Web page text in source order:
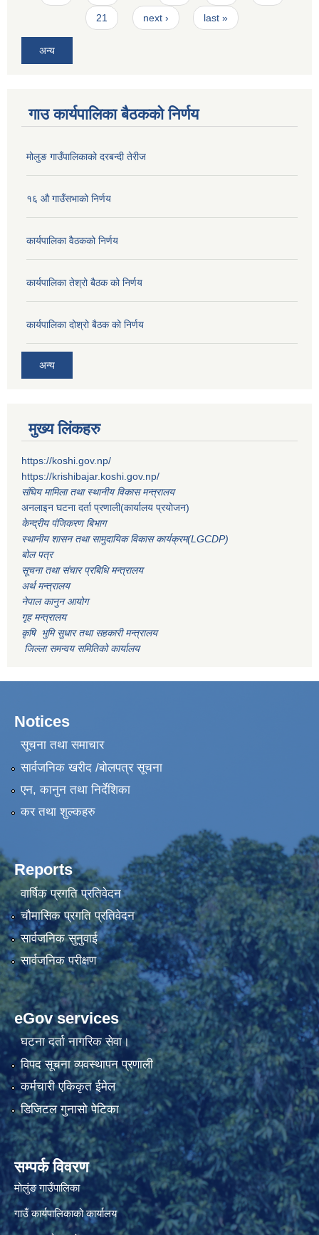
21 next › last »
अन्य
गाउ कार्यपालिका बैठकको निर्णय
मोलुङ गाउँपालिकाको दरबन्दी तेरीज
१६ औ गाउँसभाको निर्णय
कार्यपालिका वैठकको निर्णय
कार्यपालिका तेश्रो बैठक को निर्णय
कार्यपालिका दोश्रो बैठक को निर्णय
अन्य
मुख्य लिंकहरु
https://koshi.gov.np/
https://krishibajar.koshi.gov.np/
संघिय मामिला तथा स्थानीय विकास मन्त्रालय
अनलाइन घटना दर्ता प्रणाली(कार्यालय प्रयोजन)
केन्द्रीय पंजिकरण बिभाग
स्थानीय शासन तथा सामुदायिक विकास कार्यक्रम(LGCDP)
बोल पत्र
सूचना तथा संचार प्रबिधि मन्त्रालय
अर्थ मन्त्रालय
नेपाल कानुन आयोग
गृह मन्त्रालय
कृषि भुमि सुधार तथा सहकारी मन्त्रालय
जिल्ला समन्वय समितिको कार्यालय
Notices
सूचना तथा समाचार
सार्वजनिक खरीद /बोलपत्र सूचना
एन, कानुन तथा निर्देशिका
कर तथा शुल्कहरु
Reports
वार्षिक प्रगति प्रतिवेदन
चौमासिक प्रगति प्रतिवेदन
सार्वजनिक सुनुवाई
सार्वजनिक परीक्षण
eGov services
घटना दर्ता नागरिक सेवा।
विपद सूचना व्यवस्थापन प्रणाली
कर्मचारी एकिकृत ईमेल
डिजिटल गुनासो पेटिका
सम्पर्क विवरण
मोलुंङ गाउँपालिका
गाउँ कार्यपालिकाको कार्यालय